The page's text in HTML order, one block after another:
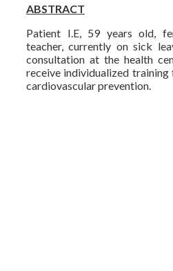
ABSTRACT
Patient I.E, 59 years old,
teacher, currently on sick
consultation at the health
receive individualized
cardiovascular prevention.